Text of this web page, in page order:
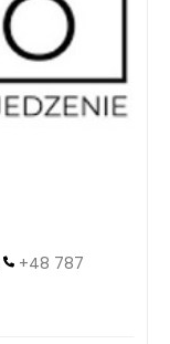
+48 787